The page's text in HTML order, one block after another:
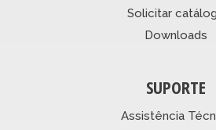
Solicitar
Downloads
SUPORTE
Assistência